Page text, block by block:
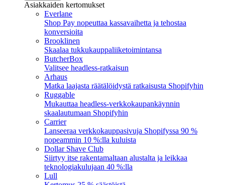
Asiakkaiden kertomukset
Everlane
Shop Pay nopeuttaa kassavaihetta ja tehostaa
konversioita
Brooklinen
Skaalaa tukkukauppaliiketoimintansa
ButcherBox
Valitsee headless-ratkaisun
Arhaus
Matka laajasta räätälöidystä ratkaisusta Shopifyhin
Ruggable
Mukauttaa headless-verkkokaupankäynnin
skaalautumaan Shopifyhin
Carrier
Lanseeraa verkkokauppasivuja Shopifyssa 90 %
nopeammin 10 %:lla kuluista
Dollar Shave Club
Siirtyy itse rakentamaltaan alustalta ja leikkaa
teknologiakulujaan 40 %:lla
Lull